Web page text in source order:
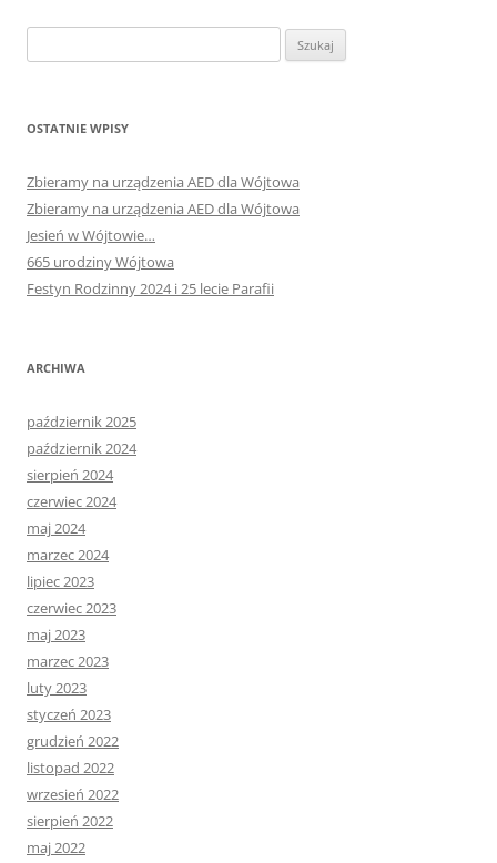
OSTATNIE WPISY
Zbieramy na urządzenia AED dla Wójtowa
Zbieramy na urządzenia AED dla Wójtowa
Jesień w Wójtowie…
665 urodziny Wójtowa
Festyn Rodzinny 2024 i 25 lecie Parafii
ARCHIWA
październik 2025
październik 2024
sierpień 2024
czerwiec 2024
maj 2024
marzec 2024
lipiec 2023
czerwiec 2023
maj 2023
marzec 2023
luty 2023
styczeń 2023
grudzień 2022
listopad 2022
wrzesień 2022
sierpień 2022
maj 2022